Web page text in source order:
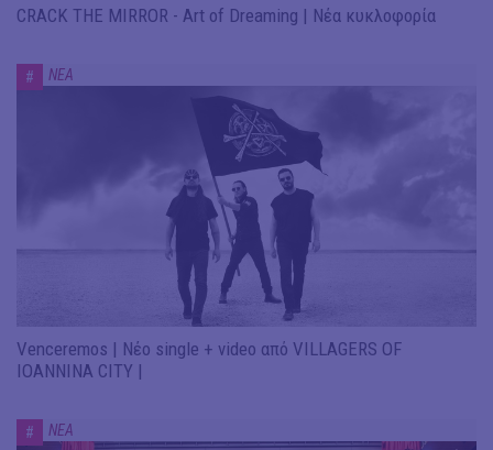
CRACK THE MIRROR - Art of Dreaming | Νέα κυκλοφορία
# ΝΕΑ
Venceremos | Νέο single + video από VILLAGERS OF
IOANNINA CITY |
# ΝΕΑ